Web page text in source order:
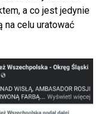
a co jest jedynie
na celu uratować